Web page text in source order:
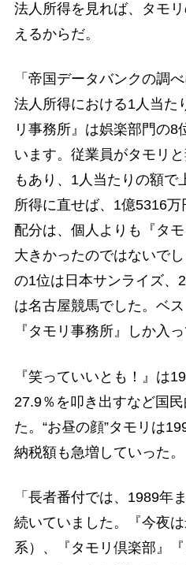
法人所得を見れば、タモ
えるからだ。
「帝国データバンクの調
法人所得における1人当た
リ事務所』は娯楽部門の8
います。従業員がタモリ
もあり、1人当たりの額で
所得に直せば、1億5316
配分は、個人よりも『タ
大きかったのではないで
の1位は日本サンライズ、
は名古屋競馬でした。ベ
『タモリ事務所』しか入
『笑っていいとも！』は
27.9％を叩き出すなど国
た。“お昼の顔”タモリは
納税額も急増していった。
「長者番付では、1989年
続いていました。『今夜
系）、『タモリ倶楽部』